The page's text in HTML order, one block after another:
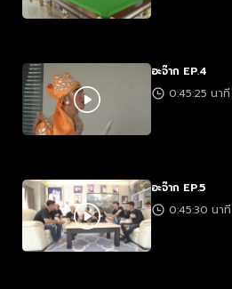
อะจ๊าก EP.4
0:45:25 นาที
อะจ๊าก EP.5
0:45:30 นาที